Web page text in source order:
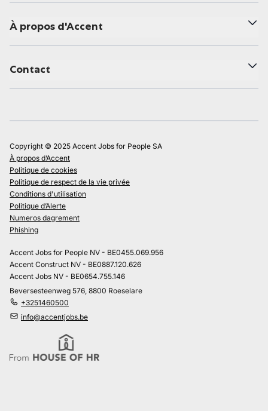
À propos d'Accent
Contact
Copyright © 2025 Accent Jobs for People SA
À propos d’Accent
Politique de cookies
Politique de respect de la vie privée
Conditions d'utilisation
Politique d’Alerte
Numeros dagrement
Phishing
Accent Jobs for People NV - BE0455.069.956
Accent Construct NV - BE0887.120.626
Accent Jobs NV - BE0654.755.146
Beversesteenweg 576, 8800 Roeselare
+3251460500
info@accentjobs.be